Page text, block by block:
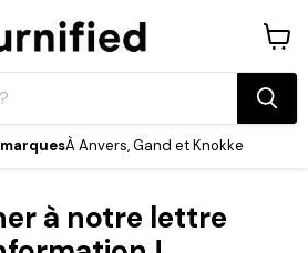
À Anvers, Gand et Knokke
le
panier
à notre lettre